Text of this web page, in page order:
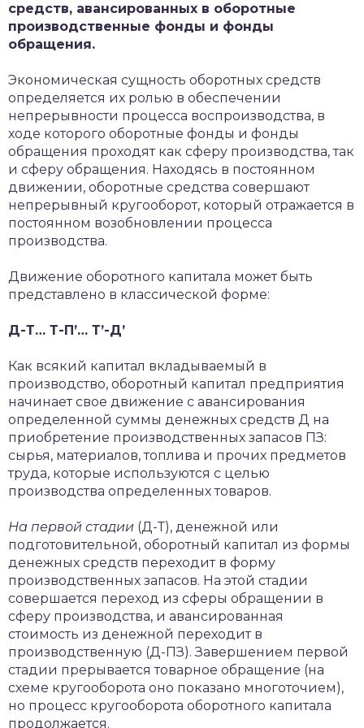
средств, авансированных в оборотные
производственные фонды и фонды
обращения.
Экономическая сущность оборотных средств
определяется их ролью в обеспечении
непрерывности процесса воспроизводства, в
ходе которого оборотные фонды и фонды
обращения проходят как сферу производства, так
и сферу обращения. Находясь в постоянном
движении, оборотные средства совершают
непрерывный кругооборот, который отражается в
постоянном возобновлении процесса
производства.
Движение оборотного капитала может быть
представлено в классической форме:
Д-Т… Т-П’… Т’-Д’
Как всякий капитал вкладываемый в
производство, оборотный капитал предприятия
начинает свое движение с авансирования
определенной суммы денежных средств Д на
приобретение производственных запасов ПЗ:
сырья, материалов, топлива и прочих предметов
труда, которые используются с целью
производства определенных товаров.
На первой стадии (Д-Т), денежной или
подготовительной, оборотный капитал из формы
денежных средств переходит в форму
производственных запасов. На этой стадии
совершается переход из сферы обращении в
сферу производства, и авансированная
стоимость из денежной переходит в
производственную (Д-ПЗ). Завершением первой
стадии прерывается товарное обращение (на
схеме кругооборота оно показано многоточием),
но процесс кругооборота оборотного капитала
продолжается.